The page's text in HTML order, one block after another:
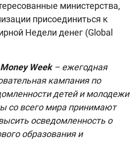
министерства,
присоединиться к
Недели денег (Global
Week– ежегодная
кампания по
детей и молодежи
со всего мира принимают
осведомленность о
образования и